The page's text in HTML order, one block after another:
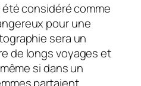
considéré comme
pour une
sera un
de longs voyages et
si dans un